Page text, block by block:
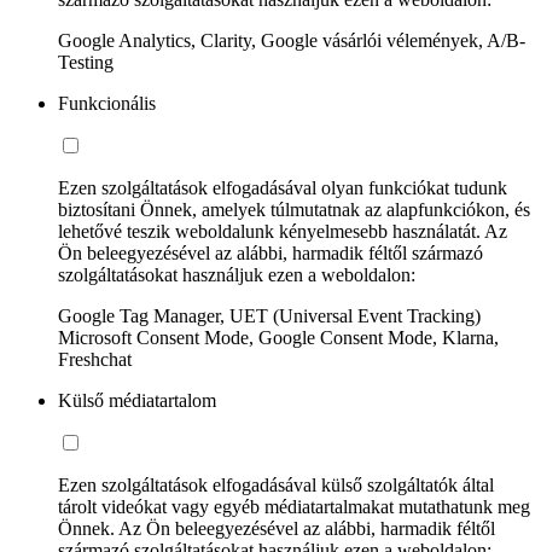
Google Analytics, Clarity, Google vásárlói vélemények, A/B-
Testing
Funkcionális
Ezen szolgáltatások elfogadásával olyan funkciókat tudunk
biztosítani Önnek, amelyek túlmutatnak az alapfunkciókon, és
lehetővé teszik weboldalunk kényelmesebb használatát. Az
Ön beleegyezésével az alábbi, harmadik féltől származó
szolgáltatásokat használjuk ezen a weboldalon:
Google Tag Manager, UET (Universal Event Tracking)
Microsoft Consent Mode, Google Consent Mode, Klarna,
Freshchat
Külső médiatartalom
Ezen szolgáltatások elfogadásával külső szolgáltatók által
tárolt videókat vagy egyéb médiatartalmakat mutathatunk meg
Önnek. Az Ön beleegyezésével az alábbi, harmadik féltől